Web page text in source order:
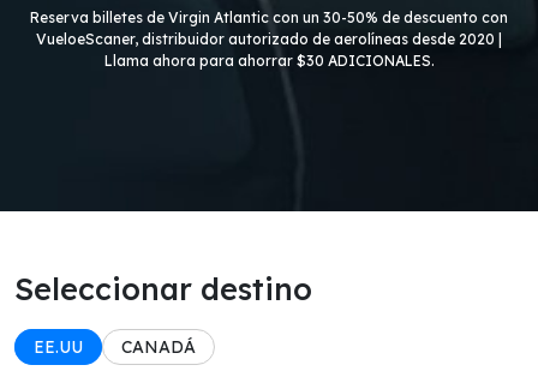
Reserva billetes de Virgin Atlantic con un 30-50% de descuento con
VueloeScaner, distribuidor autorizado de aerolíneas desde 2020 |
Llama ahora para ahorrar $30 ADICIONALES.
Seleccionar destino
EE.UU CANADÁ